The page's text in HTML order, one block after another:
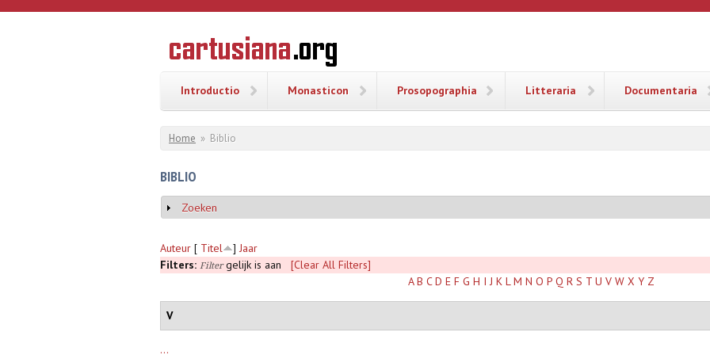
Overslaan en naar de inhoud gaan
CARTUSIANA
Geschiedenis
van de
Introductio Monasticon Prosopographia Litteraria Documentaria
U bent hier
Home » Biblio
BIBLIO
Weergeven
Zoeken
Auteur [ Titel ] Jaar
Filters: Filtergelijk is aan
[Clear All Filters]
A B C D E F G H I J K L M N O P Q R S T U V W X Y Z
V
...